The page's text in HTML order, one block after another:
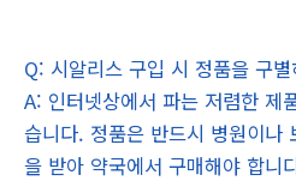
Q: 시알리스 구입 시 정품을 구
A: 인터넷상에서 파는 저렴한 제
습니다. 정품은 반드시 병원이나
을 받아 약국에서 구매해야 합니